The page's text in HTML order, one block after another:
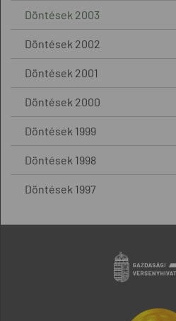
Döntések 2003
Döntések 2002
Döntések 2001
Döntések 2000
Döntések 1999
Döntések 1998
Döntések 1997